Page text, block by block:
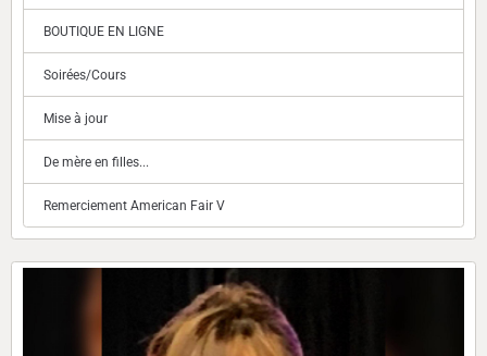
BOUTIQUE EN LIGNE
Soirées/Cours
Mise à jour
De mère en filles...
Remerciement American Fair V